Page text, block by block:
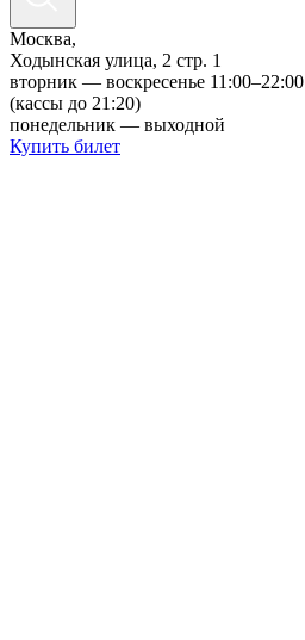
Москва,
Ходынская улица, 2 стр. 1
вторник — воскресенье 11:00–22:00
(кассы до 21:20)
понедельник — выходной
Купить билет